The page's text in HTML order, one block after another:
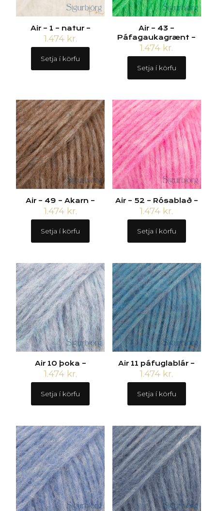
Air – 1 – natur –
1.474 kr.
Setja í körfu
Air – 43 –
Páfagaukagrænt –
1.474 kr.
Setja í körfu
Air – 49 – Akarn –
1.474 kr.
Setja í körfu
Air – 52 – Rósablað –
1.474 kr.
Setja í körfu
Air 10 þoka –
1.474 kr.
Setja í körfu
Air 11 páfuglablár –
1.474 kr.
Setja í körfu